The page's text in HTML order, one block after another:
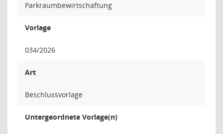
Parkraumbewirtschaftung
Vorlage
034/2026
Art
Beschlussvorlage
Untergeordnete Vorlage(n)